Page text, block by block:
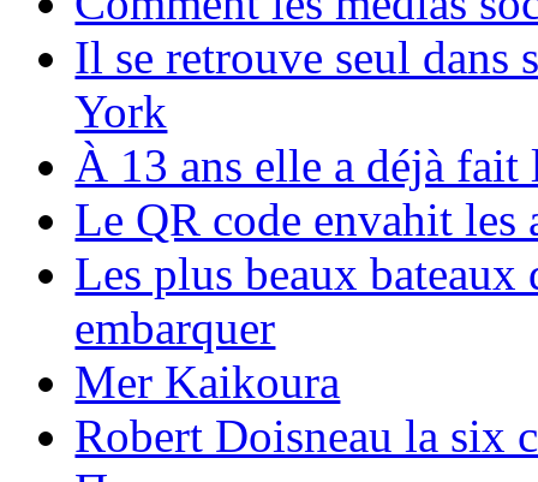
Il se retrouve seul dans
York
À 13 ans elle a déjà
Le QR code envahit les
Les plus beaux bateaux
embarquer
Mer Kaikoura
Robert Doisneau la six